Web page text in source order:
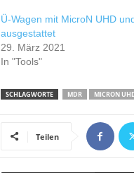
Ü-Wagen mit MicroN UHD
ausgestattet
29. März 2021
In "Tools"
SCHLAGWORTE MDR MICRON
Teilen